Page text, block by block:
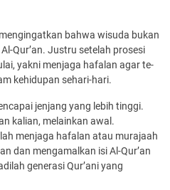
bahwa wisuda bukan
Qur’an. Justru setelah prosesi
yakni menjaga hafalan agar te­
kehidupan sehari-hari.
jenjang yang lebih tinggi.
kalian, melainkan awal.
menjaga hafalan atau murajaah
dan me­ngamalkan isi Al-Qur’an
generasi Qur­’ani yang